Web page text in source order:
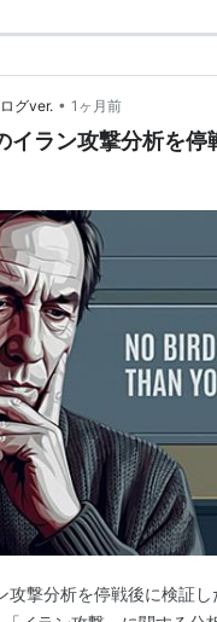
グver. • 1ヶ月前
イラン攻撃分析を
攻撃分析を停戦後に検証